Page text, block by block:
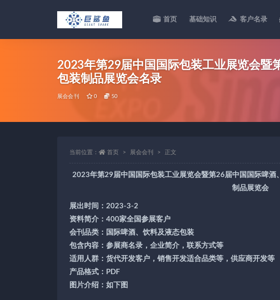
首页 基础知识 客户名录
2023年第29届中国国际包装工业展览会暨
包装制品展览会名录
展会会刊 0 50
当前位置： 首页 展会会刊 正文
2023年第29届中国国际包装工业展览会暨第26届中国国际啤酒
制品展览会
展出时间：2023-3-2
资料简介：400家全国参展客户
会刊品类：国际啤酒、饮料及液态包装
包含内容：参展商名录，企业简介，联系方式等
适用人群：货代开发客户，销售开发适合品类等，供应商开发等
产品格式：PDF
图片介绍：如下图